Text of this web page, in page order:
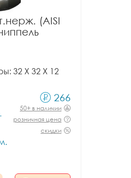
(AISI
32 X 32 X 12
266
50+ в наличии
розничная цена
скидки